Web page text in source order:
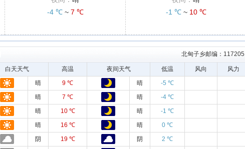
-4 ℃~ 7 ℃
-1 ℃~ 10 ℃
北甸子乡邮编：117205
白天天气 高温 夜间天气 低温 风向
风力
晴 9 ℃ 晴
-5 ℃
晴 7 ℃ 晴
-4 ℃
晴 10 ℃ 晴
-1 ℃
晴 16 ℃ 晴
0 ℃
阴 19 ℃ 阴
2 ℃